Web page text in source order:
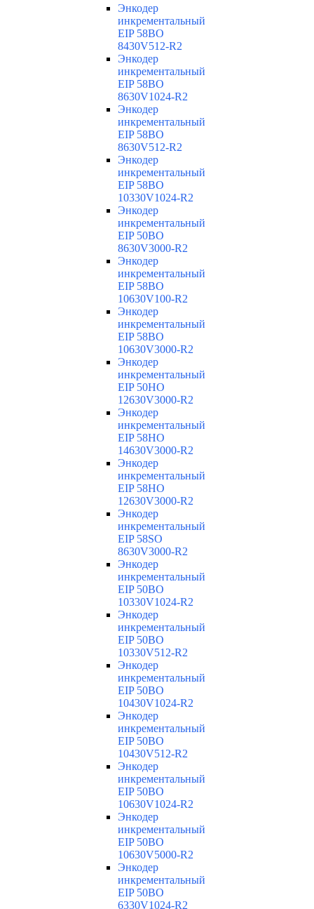
Энкодер
инкрементальный
EIP 58BO
8430V512-R2
Энкодер
инкрементальный
EIP 58BO
8630V1024-R2
Энкодер
инкрементальный
EIP 58BO
8630V512-R2
Энкодер
инкрементальный
EIP 58BO
10330V1024-R2
Энкодер
инкрементальный
EIP 50BO
8630V3000-R2
Энкодер
инкрементальный
EIP 58BO
10630V100-R2
Энкодер
инкрементальный
EIP 58BO
10630V3000-R2
Энкодер
инкрементальный
EIP 50HO
12630V3000-R2
Энкодер
инкрементальный
EIP 58HO
14630V3000-R2
Энкодер
инкрементальный
EIP 58HO
12630V3000-R2
Энкодер
инкрементальный
EIP 58SO
8630V3000-R2
Энкодер
инкрементальный
EIP 50BO
10330V1024-R2
Энкодер
инкрементальный
EIP 50BO
10330V512-R2
Энкодер
инкрементальный
EIP 50BO
10430V1024-R2
Энкодер
инкрементальный
EIP 50BO
10430V512-R2
Энкодер
инкрементальный
EIP 50BO
10630V1024-R2
Энкодер
инкрементальный
EIP 50BO
10630V5000-R2
Энкодер
инкрементальный
EIP 50BO
6330V1024-R2